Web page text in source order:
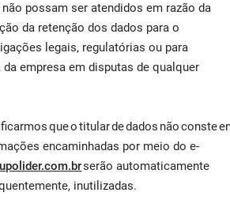
possam ser atendidos em razão da
da retenção dos dados para o
legais, regulatórias ou para
empresa em disputas de qualquer
que o titular de dados não conste
encaminhadas por meio do e-
serão automaticamente
inutilizadas.